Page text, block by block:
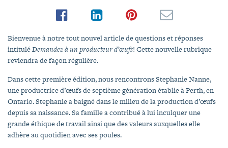
Bienvenue à notre tout nouvel article de questions et réponses
intituléDemandez à un producteur d’œufs! Cette nouvelle rubrique
reviendra de façon régulière.
Dans cette première édition, nous rencontrons Stephanie Nanne,
une productrice d’œufs de septième génération établie à Perth, en
Ontario. Stephanie a baigné dans le milieu de la production d’œufs
depuis sa naissance. Sa famille a contribué à lui inculquer une
grande éthique de travail ainsi que des valeurs auxquelles elle
adhère au quotidien avec ses poules.